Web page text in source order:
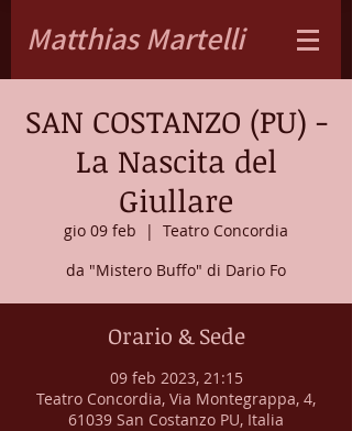
Matthias Martelli
SAN COSTANZO (PU) -
La Nascita del
Giullare
gio 09 feb
  |
Teatro Concordia
da "Mistero Buffo" di Dario Fo
Orario & Sede
09 feb 2023, 21:15
Teatro Concordia, Via Montegrappa, 4,
61039 San Costanzo PU, Italia